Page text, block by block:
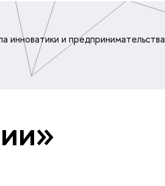
инноватики и предпринимательства